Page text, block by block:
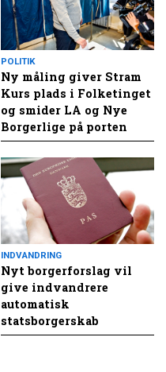
POLITIK
Ny måling giver Stram
Kurs plads i Folketinget
og smider LA og Nye
Borgerlige på porten
INDVANDRING
Nyt borgerforslag vil
give indvandrere
automatisk
statsborgerskab